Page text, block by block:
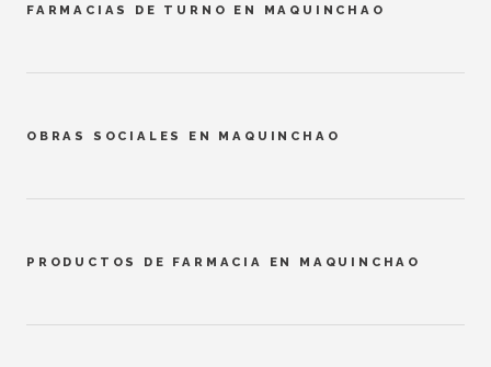
FARMACIAS DE TURNO EN MAQUINCHAO
OBRAS SOCIALES EN MAQUINCHAO
PRODUCTOS DE FARMACIA EN MAQUINCHAO